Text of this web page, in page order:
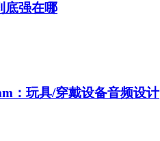
底强在哪
：玩具/穿戴设备音频设计